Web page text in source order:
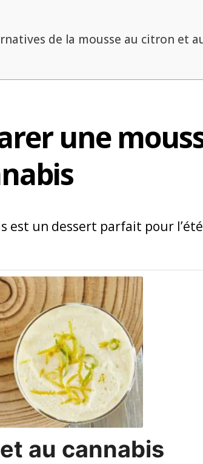
de la mousse au citron et
une
est un dessert parfait pour
au cannabis